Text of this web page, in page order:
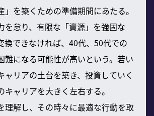
」を築くための準備期間にあたる。
を怠り、有限な「資源」を強固な
換できなければ、40代、50代での
難になる可能性が高いという。若い
ャリアの土台を築き、投資していく
キャリアを大きく左右する。
理解し、その時々に最適な行動を取